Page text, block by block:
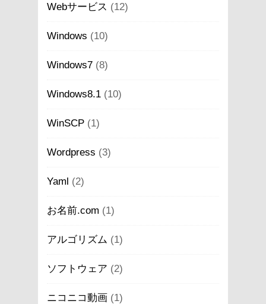
Webサービス (12)
Windows (10)
Windows7 (8)
Windows8.1 (10)
WinSCP (1)
Wordpress (3)
Yaml (2)
お名前.com (1)
アルゴリズム (1)
ソフトウェア (2)
ニコニコ動画 (1)